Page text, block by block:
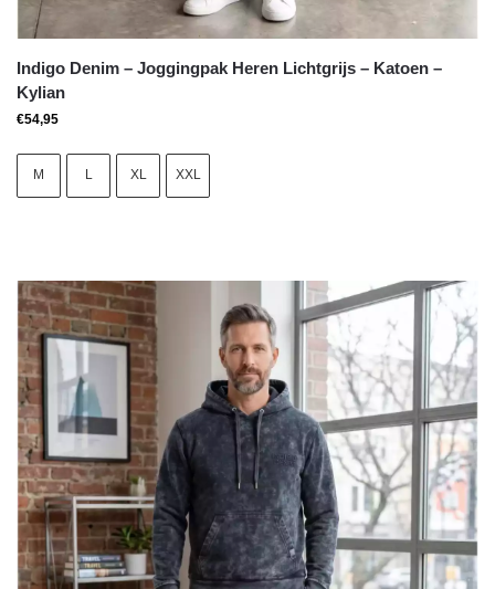
Indigo Denim – Joggingpak Heren Lichtgrijs – Katoen –
Kylian
€54,95
M L XL XXL